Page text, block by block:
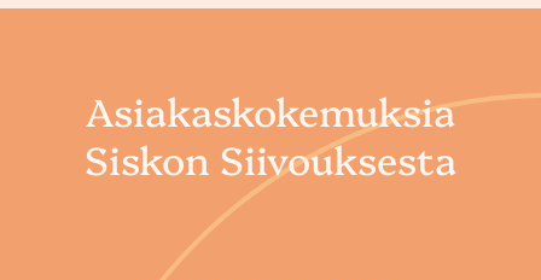
Asiakaskokemuksia
Siskon Siivouksesta